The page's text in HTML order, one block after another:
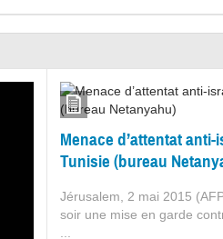
Menace d’attentat
Tunisie (bureau
Jérusalem, 2 mai 2015
soir une mise en garde